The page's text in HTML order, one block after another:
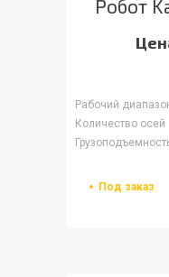
Робот
Рабочий
Количество осей
Под заказ